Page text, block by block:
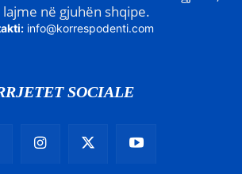
në gjuhën shqipe.
info@korrespodenti.com
SOCIALE